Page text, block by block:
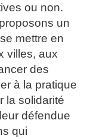
ou non.
un
mettre en
villes, aux
des
à la pratique
la solidarité
défendue
qui